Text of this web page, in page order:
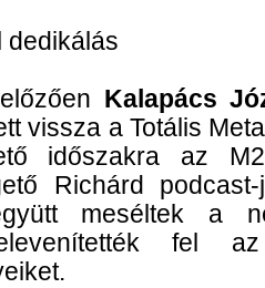
dedikálás
Kalapács
vissza a Totális
időszakra az
Richárd
meséltek a
fel az